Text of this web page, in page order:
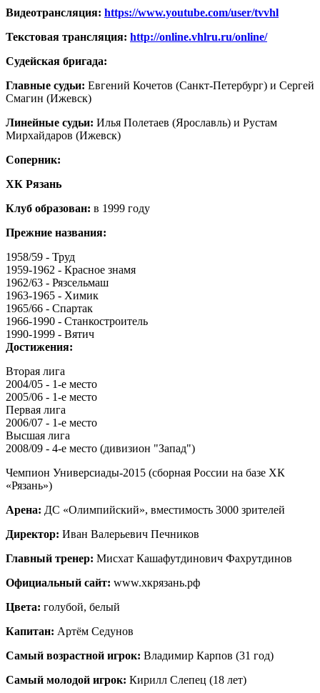
Видеотрансляция: https://www.youtube.com/user/tvvhl
Текстовая трансляция: http://online.vhlru.ru/online/
Судейская бригада:
Главные судьи: Евгений Кочетов (Санкт-Петербург) и Сергей
Смагин (Ижевск)
Линейные судьи: Илья Полетаев (Ярославль) и Рустам
Мирхайдаров (Ижевск)
Соперник:
ХК Рязань
Клуб образован: в 1999 году
Прежние названия:
1958/59 - Труд
1959-1962 - Красное знамя
1962/63 - Рязсельмаш
1963-1965 - Химик
1965/66 - Спартак
1966-1990 - Станкостроитель
1990-1999 - Вятич
Достижения:
Вторая лига
2004/05 - 1-е место
2005/06 - 1-е место
Первая лига
2006/07 - 1-е место
Высшая лига
2008/09 - 4-е место (дивизион "Запад")
Чемпион Универсиады-2015 (сборная России на базе ХК
«Рязань»)
Арена: ДС «Олимпийский», вместимость 3000 зрителей
Директор: Иван Валерьевич Печников
Главный тренер: Мисхат Кашафутдинович Фахрутдинов
Официальный сайт: www.хкрязань.рф
Цвета: голубой, белый
Капитан: Артём Седунов
Самый возрастной игрок: Владимир Карпов (31 год)
Самый молодой игрок: Кирилл Слепец (18 лет)